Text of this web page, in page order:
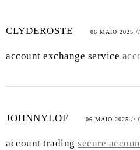
CLYDEROSTE 06 MAIO 2025
account exchange service
JOHNNYLOF 06 MAIO 2025 //
account trading secure